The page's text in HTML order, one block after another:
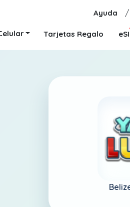
Ayuda /
Tarjetas Regalo